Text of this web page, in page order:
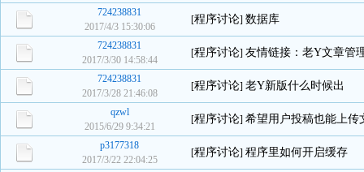
724238831
2017/4/3 15:30:06
[程序讨论] 数据库
724238831
2017/3/30 14:58:44
[程序讨论] 友情链接：老Y文章管
724238831
2017/3/28 21:46:08
[程序讨论] 老Y新版什么时候出
qzwl
2015/6/29 9:34:21
[程序讨论] 希望用户投稿也能上传
p3177318
2017/3/22 22:04:25
[程序讨论] 程序里如何开启缓存